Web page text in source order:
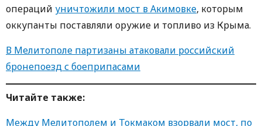
операций уничтожили мост в Акимовке, которым
оккупанты поставляли оружие и топливо из Крыма.
В Мелитополе партизаны атаковали российский
бронепоезд с боеприпасами
Читайте также:
Между Мелитополем и Токмаком взорвали мост, по